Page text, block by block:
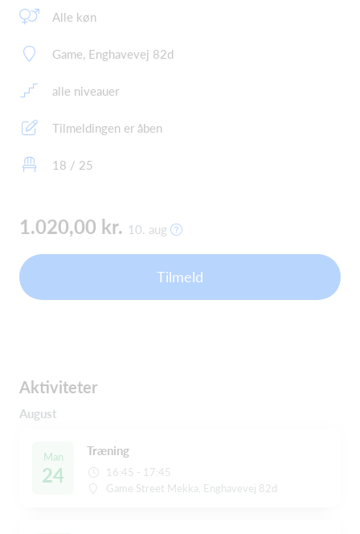
Alle køn
Game, Enghavevej 82d
alle niveauer
Tilmeldingen er åben
18 / 25
1.020,00 kr. 10. aug
Tilmeld
Aktiviteter
August
Man
24
Træning
16:45 - 17:45
Game Street Mekka, Enghavevej 82d